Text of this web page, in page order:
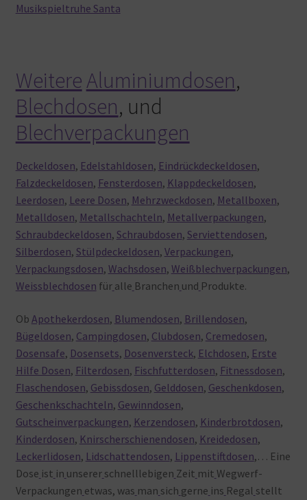
Musikspieltruhe Santa
WeitereAluminiumdosen,
Blechdosen, und
Blechverpackungen
Deckeldosen, Edelstahldosen, Eindrückdeckeldosen,
Falzdeckeldosen, Fensterdosen, Klappdeckeldosen,
Leerdosen, Leere Dosen, Mehrzweckdosen, Metallboxen,
Metalldosen, Metallschachteln, Metallverpackungen,
Schraubdeckeldosen, Schraubdosen, Serviettendosen,
Silberdosen, Stülpdeckeldosen, Verpackungen,
Verpackungsdosen, Wachsdosen, Weißblechverpackungen,
Weissblechdosen für alle Branchen und Produkte.
Ob Apothekerdosen, Blumendosen, Brillendosen,
Bügeldosen, Campingdosen, Clubdosen, Cremedosen,
Dosensafe, Dosensets, Dosenversteck, Elchdosen, Erste
Hilfe Dosen, Filterdosen, Fischfutterdosen, Fitnessdosen,
Flaschendosen, Gebissdosen, Gelddosen, Geschenkdosen,
Geschenkschachteln, Gewinndosen,
Gutscheinverpackungen, Kerzendosen, Kinderbrotdosen,
Kinderdosen, Knirscherschienendosen, Kreidedosen,
Leckerlidosen, Lidschattendosen, Lippenstiftdosen,… Eine
Dose ist in unserer schnelllebigen Zeit mit Wegwerf-
Verpackungen etwas, was man sich gerne ins Regal stellt